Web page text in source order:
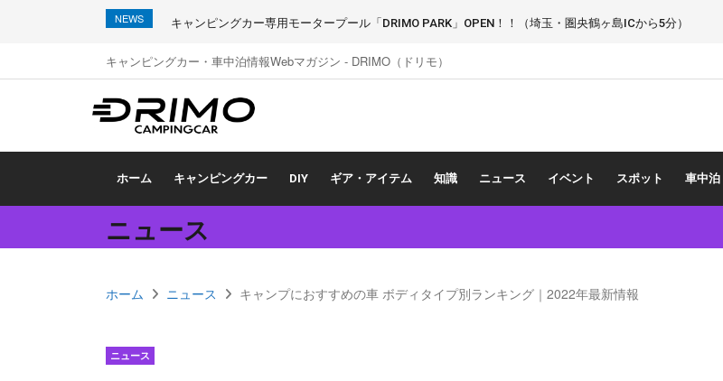
NEWS キャンピングカー専用モータープール「DRIMO PARK」OPEN！！（埼玉・圏央鶴ヶ島ICから5分）
キャンピングカー・車中泊情報Webマガジン - DRIMO（ドリモ）
ホーム キャンピングカー DIY ギア・アイテム 知識 ニュース イベント スポット 車中泊
ニュース
ホーム ニュース キャンプにおすすめの車 ボディタイプ別ランキング｜2022年最新情報
ニュース